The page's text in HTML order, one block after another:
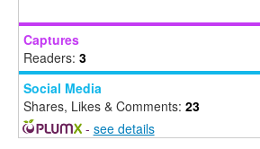
Captures
Readers: 3
Social Media
Shares, Likes & Comments: 23
- see details